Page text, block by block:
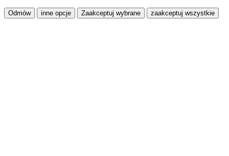
Odmów inne opcje Zaakceptuj wybrane zaakceptuj wszystkie